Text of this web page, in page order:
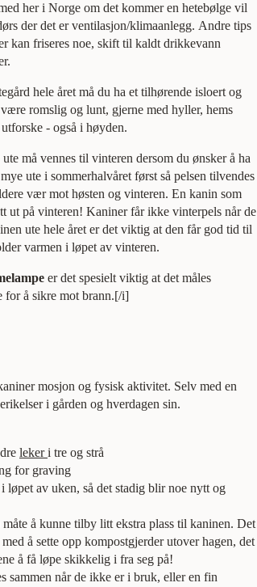
her i Norge om det kommer en hetebølge vil
der det er ventilasjon/klimaanlegg. Andre tips
kan friseres noe, skift til kaldt drikkevann
hele året må du ha et tilhørende isloert og
romslig og lunt, gjerne med hyller, hems
- også i høyden.
må vennes til vinteren dersom du ønsker å ha
ute i sommerhalvåret først så pelsen tilvendes
vær mot høsten og vinteren. En kanin som
ut på vinteren! Kaniner får ikke vinterpels når de
ute hele året er det viktig at den får god tid til
varmen i løpet av vinteren.
er det spesielt viktig at det måles
for å sikre mot brann.[/i]
mosjon og fysisk aktivitet. Selv med en
i gården og hverdagen sin.
leker i tre og strå
for graving
løpet av uken, så det stadig blir noe nytt og
å kunne tilby litt ekstra plass til kaninen. Det
å sette opp kompostgjerder utover hagen, det
å få løpe skikkelig i fra seg på!
sammen når de ikke er i bruk, eller en fin